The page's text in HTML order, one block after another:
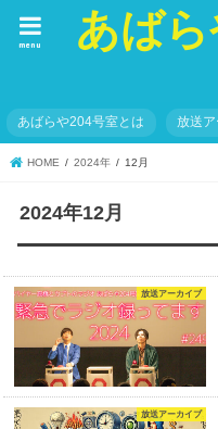
あば
menu
あばらや204号室とは 放送ア
HOME 2024年 12月
2024年12月
放送アーカイブ
放送アーカイブ